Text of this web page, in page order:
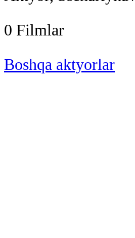
0 Filmlar
Boshqa aktyorlar